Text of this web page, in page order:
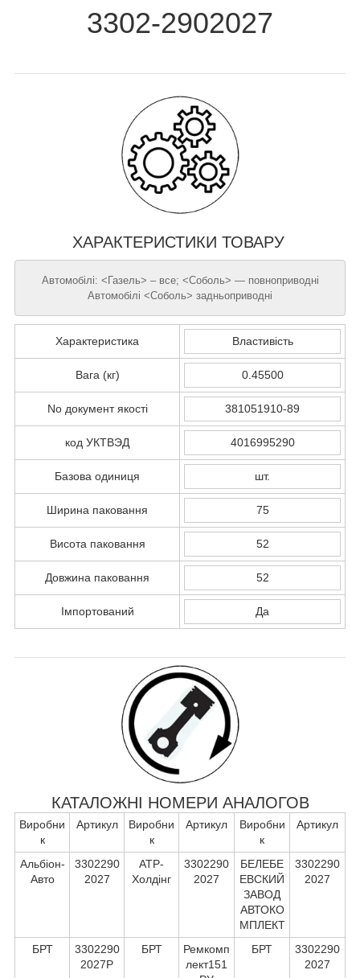
3302-2902027
ХАРАКТЕРИСТИКИ ТОВАРУ
Автомобілі: <Газель> – все; <Соболь> — повноприводні
Автомобілі <Соболь> задньоприводні
Характеристика Властивість
Вага (кг) 0.45500
No документ якості 381051910-89
код УКТВЭД 4016995290
Базова одиниця шт.
Ширина паковання 75
Висота паковання 52
Довжина паковання 52
Імпортований Да
КАТАЛОЖНІ НОМЕРИ АНАЛОГОВ
Виробни
к
Артикул
Виробни
к
Артикул
Виробни
к
Артикул
Альбіон-
Авто
3302290
2027
АТР-
Холдінг
3302290
2027
БЕЛЕБЕ
ЕВСКИЙ
ЗАВОД
АВТОКО
МПЛЕКТ
3302290
2027
БРТ
3302290
2027Р
БРТ
Ремкомп
лект151
БРТ
3302290
2027